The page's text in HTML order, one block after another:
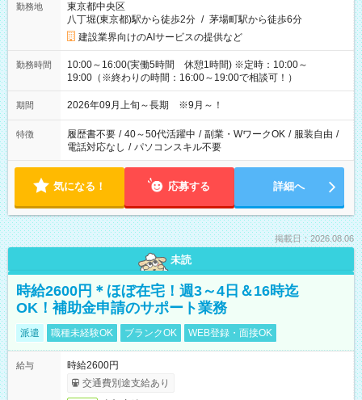
勤務地
東京都中央区
八丁堀(東京都)駅から徒歩2分 / 茅場町駅から徒歩6分
建設業界向けのAIサービスの提供など
勤務時間
10:00～16:00(実働5時間 休憩1時間) ※定時：10:00～
19:00（※終わりの時間：16:00～19:00で相談可！）
期間 2026年09月上旬～長期 ※9月～！
特徴 履歴書不要 / 40～50代活躍中 / 副業・WワークOK / 服装自由 /
電話対応なし / パソコンスキル不要
気になる！ 応募する 詳細へ
掲載日：2026.08.06
未読
時給2600円＊ほぼ在宅！週3～4日＆16時迄
OK！補助金申請のサポート業務
派遣 職種未経験OK ブランクOK WEB登録・面接OK
給与
時給2600円
交通費別途支給あり